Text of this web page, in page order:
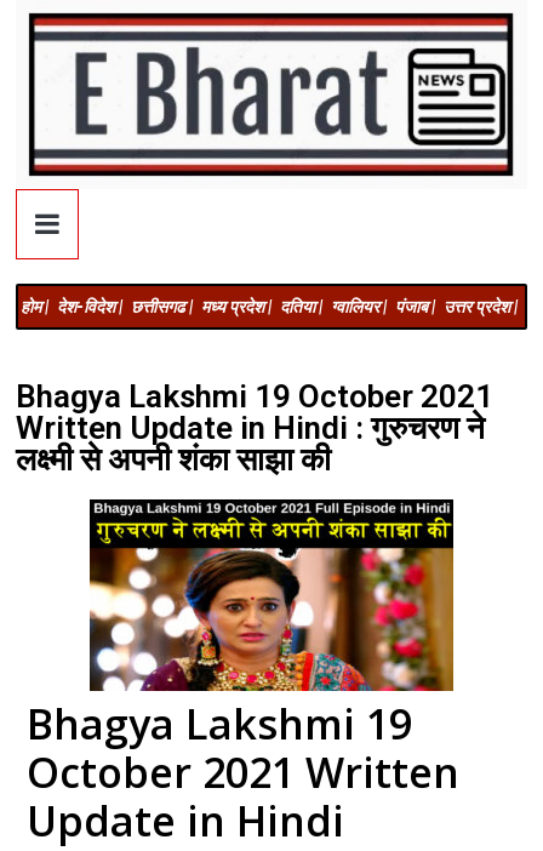
होम | देश-विदेश | छत्तीसगढ | मध्य प्रदेश | दतिया | ग्वालियर | पंजाब | उत्तर प्रदेश |
Bhagya Lakshmi 19 October 2021
Written Update in Hindi : गुरुचरण ने
लक्ष्मी से अपनी शंका साझा की
Bhagya Lakshmi 19
October 2021 Written
Update in Hindi